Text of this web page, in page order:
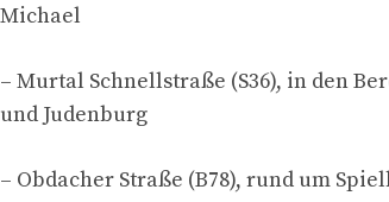
Michael
– Murtal Schnellstraße (S36), in den
und Judenburg
– Obdacher Straße (B78), rund um